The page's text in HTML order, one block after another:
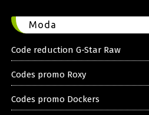
Moda
Code reduction G-Star Raw
Codes promo Roxy
Codes promo Dockers